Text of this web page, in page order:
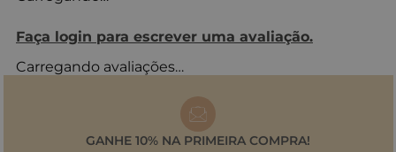
Faça login para escrever uma avaliação.
Carregando avaliações…
GANHE 10% NA PRIMEIRA COMPRA!